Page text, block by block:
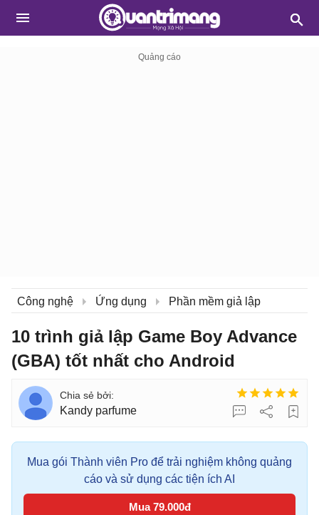
Công nghệ Ứng dụng Phần mềm giả lập
10 trình giả lập Game Boy Advance
(GBA) tốt nhất cho Android
Kandy parfume
Mua gói Thành viên Pro để trải nghiệm không quảng
cáo và sử dụng các tiện ích AI
Mua 79.000đ